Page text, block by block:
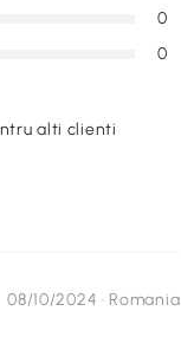
0
0
alti clienti
08/10/2024 · Romania